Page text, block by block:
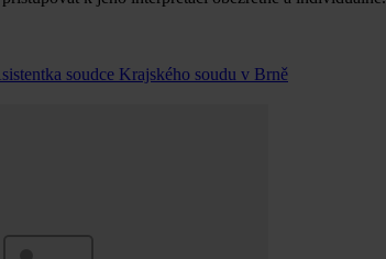
soudce Krajského soudu v Brně